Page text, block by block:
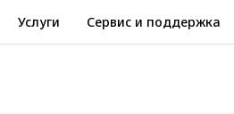
Услуги Сервис и поддержка